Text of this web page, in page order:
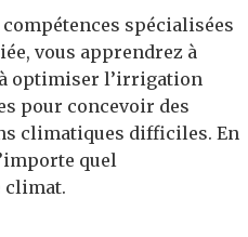
spécialisées
vous apprendrez à
optimiser l’irrigation
pour concevoir des
climatiques difficiles. En
quel
climat.